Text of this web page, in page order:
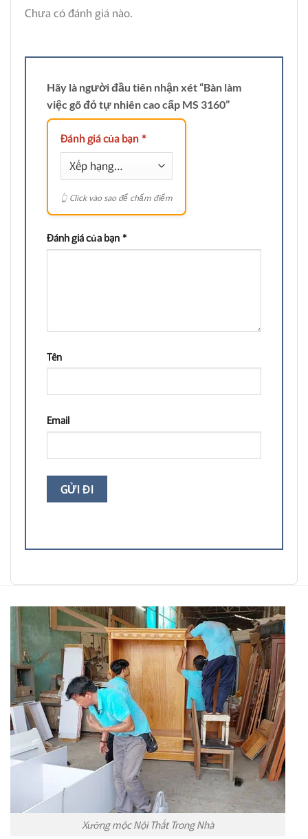
Chưa có đánh giá nào.
Hãy là người đầu tiên nhận xét “Bàn làm
việc gõ đỏ tự nhiên cao cấp MS 3160”
Đánh giá của bạn*
Đánh giá của bạn*
Tên
Email
Xưởng mộc Nội Thất Trong Nhà